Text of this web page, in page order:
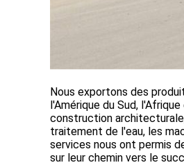
Nous exportons des
l'Amérique du Sud,
construction
traitement de l'eau, les
services nous ont permis
sur leur chemin vers le